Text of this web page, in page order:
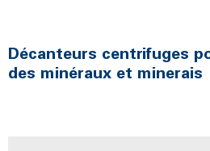
Décanteurs centrifuges
des minéraux et minerais